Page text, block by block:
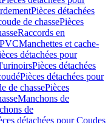
Pièces détachées
de chassePièces
Raccords en
Manchettes et cache-
détachées pour
Pièces détachées
Pièces détachées pour
de chassePièces
Manchons de
de
détachées pour Coudes